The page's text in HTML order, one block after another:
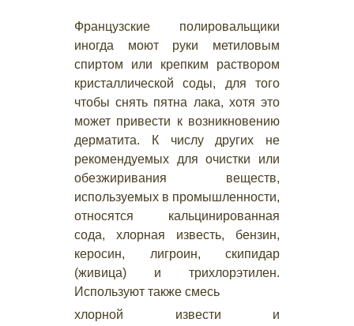
Французские полировальщики
иногда моют руки метиловым
спиртом или крепким раствором
кристаллической соды, для того
чтобы снять пятна лака, хотя это
может привести к возникновению
дерматита. К числу других не
рекомендуемых для очистки или
обезжиривания веществ,
используемых в промышленности,
относятся кальцинированная
сода, хлорная известь, бензин,
керосин, лигроин, скипидар
(живица) и трихлорэтилен.
Используют также смесь
хлорной извести и